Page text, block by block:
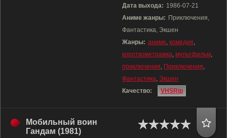
Дата выхода: 1986-07-21
Аниме жанры: Приключения,
Фантастика, Экшен
Жанры: аниме, комедия,
короткометражка, мультфильм,
приключения, Приключения,
Фантастика, Экшен
Качество:
VHSRip
Мобильный воин
Гандам (1981)